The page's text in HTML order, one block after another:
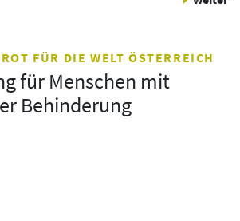
FÜR DIE WELT ÖSTERREICH
für Menschen mit
Behinderung